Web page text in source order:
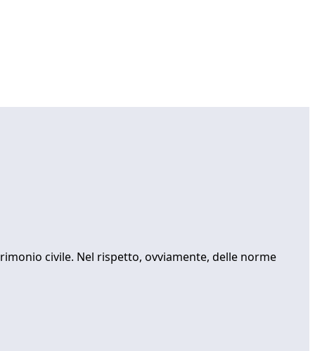
civile. Nel rispetto, ovviamente, delle norme